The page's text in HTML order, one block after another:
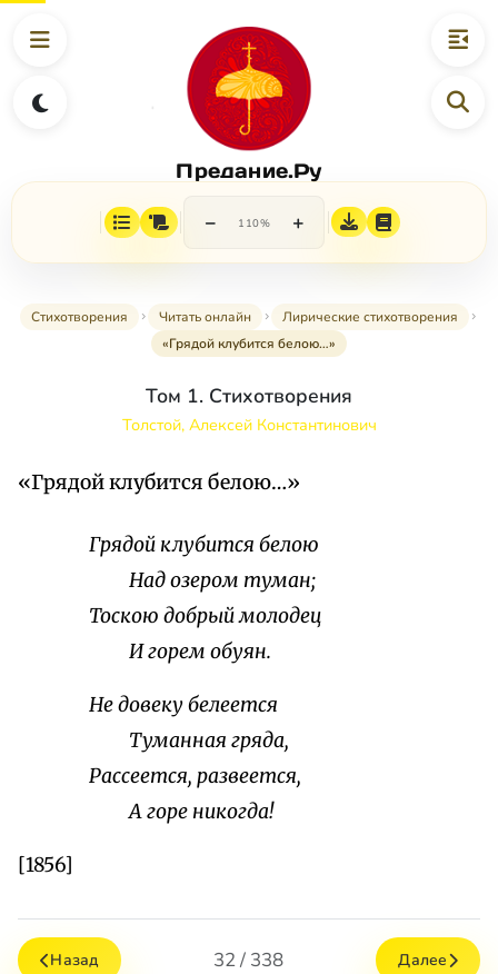
Предание.Ру
− 110% +
Стихотворения Читать онлайн
Лирические стихотворения
«Грядой клубится белою…»
Том 1. Стихотворения
Толстой, Алексей Константинович
«Грядой клубится белою…»
Грядой клубится белою
Над озером туман;
Тоскою добрый молодец
И горем обуян.
Не довеку белеется
Туманная гряда,
Рассеется, развеется,
А горе никогда!
[1856]
Назад 32 / 338 Далее